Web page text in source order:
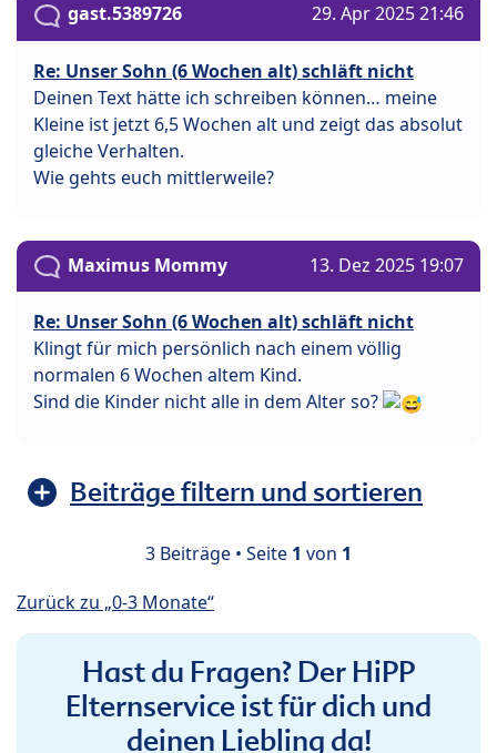
gast.5389726 29. Apr 2025 21:46
Re: Unser Sohn (6 Wochen alt) schläft nicht
Deinen Text hätte ich schreiben können… meine
Kleine ist jetzt 6,5 Wochen alt und zeigt das absolut
gleiche Verhalten.
Wie gehts euch mittlerweile?
Maximus Mommy 13. Dez 2025 19:07
Re: Unser Sohn (6 Wochen alt) schläft nicht
Klingt für mich persönlich nach einem völlig
normalen 6 Wochen altem Kind.
Sind die Kinder nicht alle in dem Alter so?
Beiträge filtern und sortieren
3 Beiträge • Seite 1 von 1
Zurück zu „0-3 Monate“
Hast du Fragen? Der HiPP
Elternservice ist für dich und
deinen Liebling da!